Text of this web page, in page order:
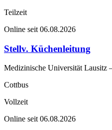
Teilzeit
Online seit 06.08.2026
Stellv. Küchenleitung
Medizinische Universität Lausitz
Cottbus
Vollzeit
Online seit 06.08.2026